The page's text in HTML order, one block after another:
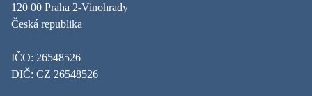
120 00 Praha 2-Vinohrady
Česká republika
IČO: 26548526
DIČ: CZ 26548526